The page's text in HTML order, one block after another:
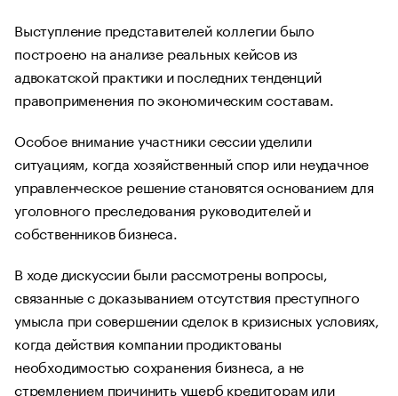
Выступление представителей коллегии было
построено на анализе реальных кейсов из
адвокатской практики и последних тенденций
правоприменения по экономическим составам.
Особое внимание участники сессии уделили
ситуациям, когда хозяйственный спор или неудачное
управленческое решение становятся основанием для
уголовного преследования руководителей и
собственников бизнеса.
В ходе дискуссии были рассмотрены вопросы,
связанные с доказыванием отсутствия преступного
умысла при совершении сделок в кризисных условиях,
когда действия компании продиктованы
необходимостью сохранения бизнеса, а не
стремлением причинить ущерб кредиторам или